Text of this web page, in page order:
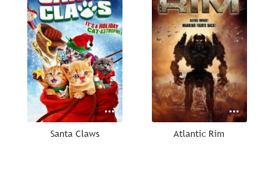
Santa Claws Atlantic Rim